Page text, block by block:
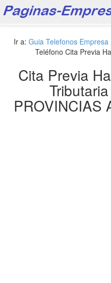
Ir a: Guia Telefonos Empresa
Teléfono Cita Previa
Cita Previa
PROVINCIAS